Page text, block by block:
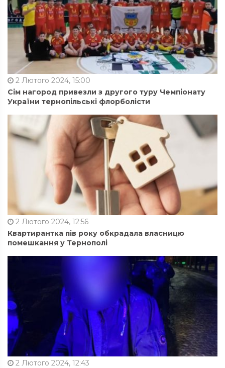
2 Лютого 2024, 15:00
Сім нагород привезли з другого туру Чемпіонату
України тернопільські флорболісти
2 Лютого 2024, 12:56
Квартирантка пів року обкрадала власницю
помешкання у Тернополі
2 Лютого 2024, 12:43